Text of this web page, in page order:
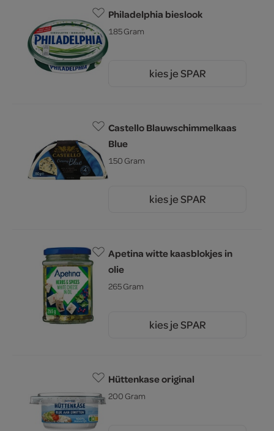
Philadelphia bieslook
185 Gram
kies je SPAR
Castello Blauwschimmelkaas
Blue
150 Gram
kies je SPAR
Apetina witte kaasblokjes in
olie
265 Gram
kies je SPAR
Hüttenkase original
200 Gram